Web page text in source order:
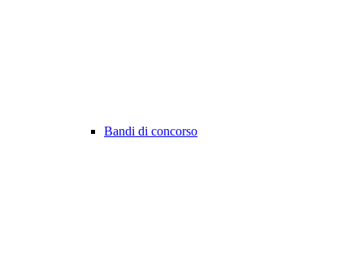
Bandi di concorso